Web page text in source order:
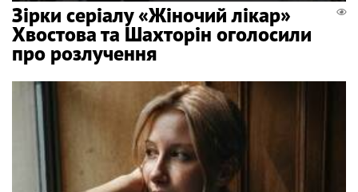
Зірки серіалу «Жіночий лікар»
Хвостова та Шахторін оголосили
про розлучення